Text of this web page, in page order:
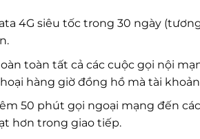
4G siêu tốc trong 30 ngày
toàn tất cả các cuộc gọi nội
hàng giờ đồng hồ mà tài
50 phút gọi ngoại mạng đến
hơn trong giao tiếp.